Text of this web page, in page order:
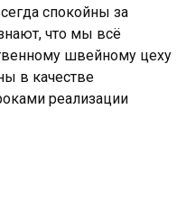
спокойны за
что мы всё
швейному цеху
в качестве
реализации